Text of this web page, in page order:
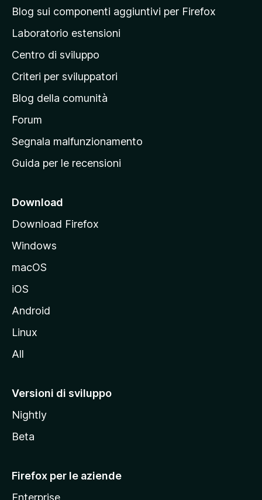
a
a
g
i
a
p
r
n
i
a
l
e
l
t
M
z
i
a
Blog sui componenti aggiuntivi per Firefox
Laboratorio estensioni
Centro di sviluppo
Criteri per sviluppatori
Blog della comunità
Forum
Segnala malfunzionamento
Guida per le recensioni
Download
Download Firefox
Windows
macOS
iOS
Android
Linux
All
Versioni di sviluppo
Nightly
Beta
Firefox per le aziende
Enterprise